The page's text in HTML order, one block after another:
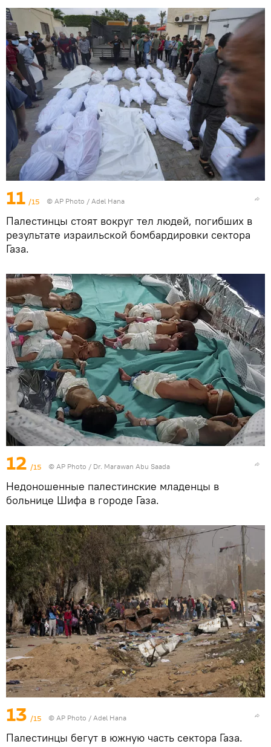
11 /15 © AP Photo / Adel Hana
Палестинцы стоят вокруг тел людей, погибших в
результате израильской бомбардировки сектора
Газа.
12 /15 © AP Photo / Dr. Marawan Abu Saada
Недоношенные палестинские младенцы в
больнице Шифа в городе Газа.
13 /15 © AP Photo / Adel Hana
Палестинцы бегут в южную часть сектора Газа.